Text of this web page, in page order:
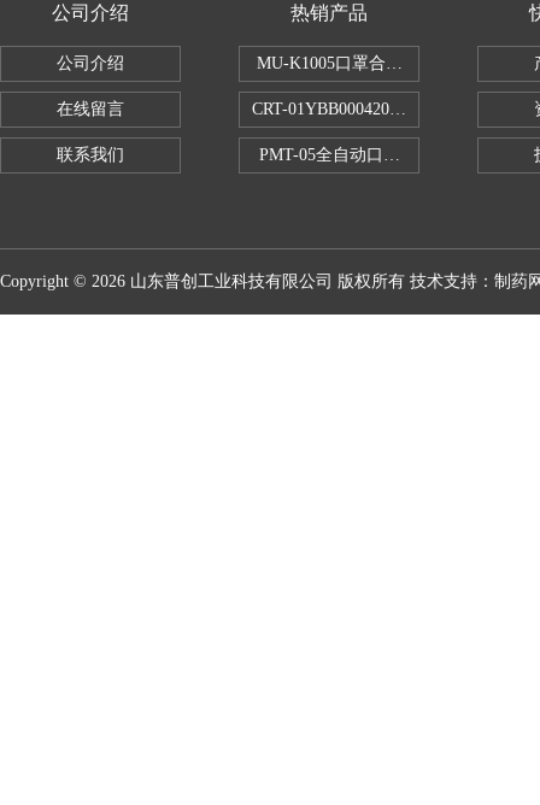
公司介绍
公司介绍
在线留言
联系我们
热销产品
MU-K1005口罩合成血液穿透试验仪
CRT-01YBB00042005数显式安瓿瓶圆
PMT-05全自动口红折断力测试仪
Copyright © 2026 山东普创工业科技有限公司 版权所有 技术支持： 制药